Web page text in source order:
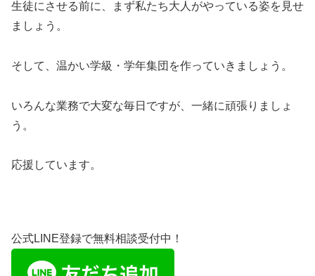
生徒にさせる前に、まず私たち大人がやっている姿を見せ
ましょう。
そして、温かい学級・学年集団を作っていきましょう。
いろんな業務で大変な毎日ですが、一緒に頑張りましょ
う。
応援しています。
公式LINE登録で無料相談受付中！